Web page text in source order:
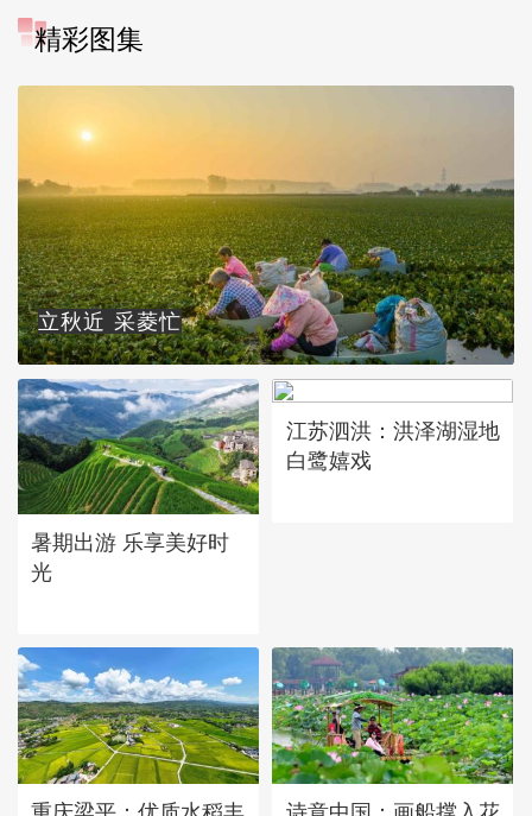
精彩图集
立秋近 采菱忙
暑期出游 乐享美好时
光
江苏泗洪：洪泽湖湿地
白鹭嬉戏